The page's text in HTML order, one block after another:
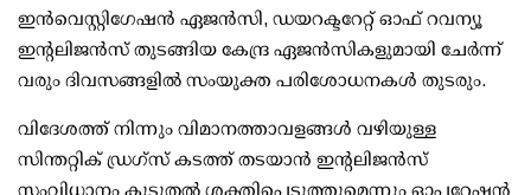
ഇന്‍വെസ്റ്റിഗേഷന്‍ ഏജന്‍സി, ഡയറക്ടറേറ്റ് ഓഫ് റവന്യൂ
ഇന്റലിജന്‍സ് തുടങ്ങിയ കേന്ദ്ര ഏജന്‍സികളുമായി ചേര്‍ന്ന്
വരും ദിവസങ്ങളില്‍ സംയുക്ത പരിശോധനകള്‍ തുടരും.
വിദേശത്ത് നിന്നും വിമാനത്താവളങ്ങള്‍ വഴിയുള്ള
സിന്തറ്റിക് ഡ്രഗ്സ് കടത്ത് തടയാന്‍ ഇന്റലിജന്‍സ്
സംവിധാനം കൂടുതല്‍ ശക്തിപ്പെടുത്തുമെന്നും ഓപ്പറേഷന്‍